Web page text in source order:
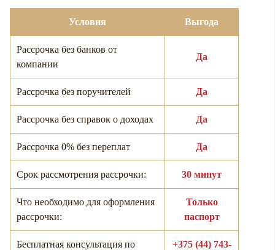
Условия Выгода
Рассрочка без банков от
компании
Да
Рассрочка без поручителей Да
Рассрочка без справок о доходах Да
Рассрочка 0% без переплат Да
Срок рассмотрения рассрочки: 30 минут
Что необходимо для оформления
рассрочки:
Только
паспорт
Бесплатная консультация по
+375 (44) 743-